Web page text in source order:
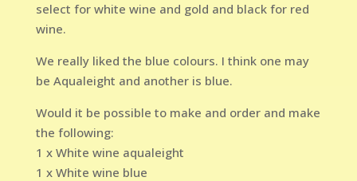
select for white wine and gold and black for red
wine.
We really liked the blue colours. I think one may
be Aqualeight and another is blue.
Would it be possible to make and order and make
the following:
1 x White wine aqualeight
1 x White wine blue